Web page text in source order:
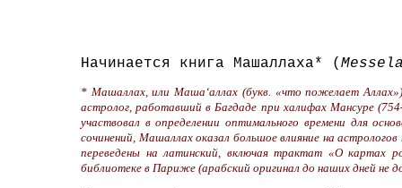
Начинается книга Машаллаха* (
* Машаллах, или Маша‘аллах (букв. «что пожелает
астролог, работавший в Багдаде при халифах Мансуре
участвовал в определении оптимального времени для
сочинений, Машаллах оказал большое влияние на
переведены на латинский, включая трактат «О картах
библиотеке в Париже (арабский оригинал до наших дней не